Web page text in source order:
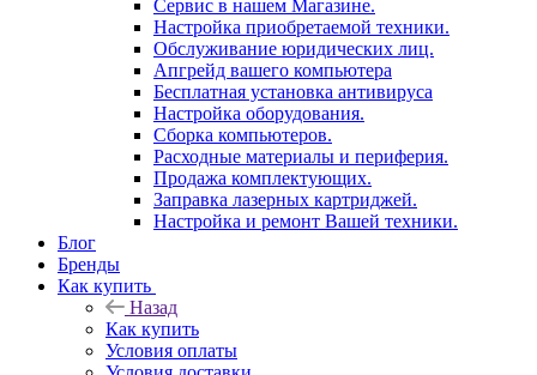
Сервис в нашем Магазине.
Настройка приобретаемой техники.
Обслуживание юридических лиц.
Апгрейд вашего компьютера
Бесплатная установка антивируса
Настройка оборудования.
Сборка компьютеров.
Расходные материалы и периферия.
Продажа комплектующих.
Заправка лазерных картриджей.
Настройка и ремонт Вашей техники.
Блог
Бренды
Как купить
Назад
Как купить
Условия оплаты